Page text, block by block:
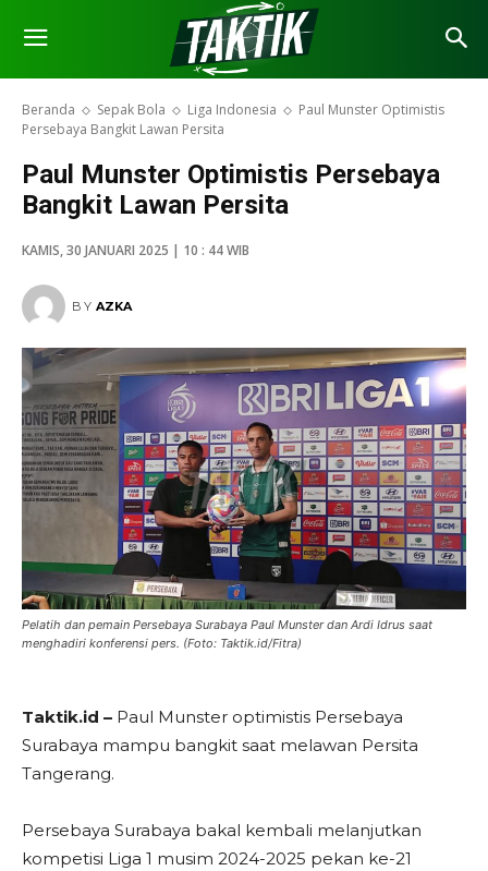
Beranda Sepak Bola Liga Indonesia
Paul Munster Optimistis
Persebaya Bangkit Lawan Persita
Paul Munster Optimistis Persebaya
Bangkit Lawan Persita
KAMIS, 30 JANUARI 2025 | 10 : 44 WIB
BY AZKA
Pelatih dan pemain Persebaya Surabaya Paul Munster dan Ardi Idrus saat
menghadiri konferensi pers. (Foto: Taktik.id/Fitra)
Taktik.id – Paul Munster optimistis Persebaya
Surabaya mampu bangkit saat melawan Persita
Tangerang.
Persebaya Surabaya bakal kembali melanjutkan
kompetisi Liga 1 musim 2024-2025 pekan ke-21